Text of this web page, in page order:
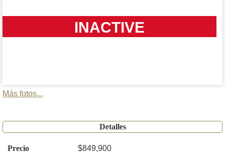
INACTIVE
Más fotos...
Detalles
Precio $849,900